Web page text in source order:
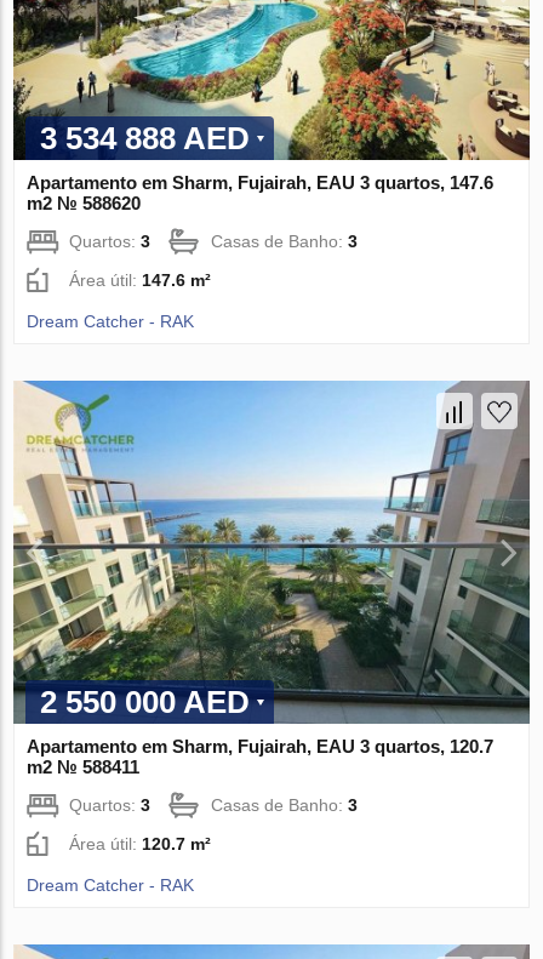
3 534 888 AED
Apartamento em Sharm, Fujairah, EAU 3 quartos, 147.6
m2 № 588620
Quartos:3 Casas de Banho:3
Área útil: 147.6 m²
Dream Catcher - RAK
2 550 000 AED
Apartamento em Sharm, Fujairah, EAU 3 quartos, 120.7
m2 № 588411
Quartos:3 Casas de Banho:3
Área útil:120.7 m²
Dream Catcher - RAK